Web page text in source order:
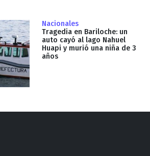
Nacionales
Tragedia en Bariloche: un
auto cayó al lago Nahuel
Huapi y murió una niña de 3
años